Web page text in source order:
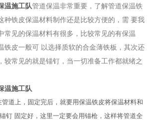
温施工队管道保温非常重要，了解管道保温铁
种铁皮保温材料制作还是比较方便的，需 要我
常见的保温材料有很多，比较常见的有保温
铁皮一般可 以选择质软的合金薄铁板，其次还
较常见的就是锚钉，当一切准备工作都就绪之
温施工队
道上，固定完后，就要用保温铁皮将保温材料和
钉 固定好，这里一定要会用锚枪，这样将管道全